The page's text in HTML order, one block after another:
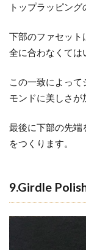
トップラッピン
下部のファセット
全に合わなくては
この一致によっ
モンドに美しさが
最後に下部の先端
をつくります。
9.Girdle